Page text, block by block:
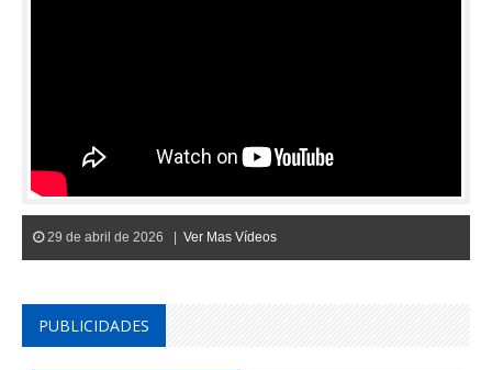
29 de abril de 2026 | Ver Mas Vídeos
PUBLICIDADES